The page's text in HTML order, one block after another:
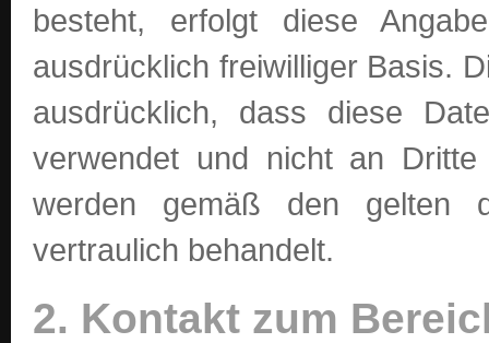
besteht, erfolgt diese
ausdrücklich freiwilliger Basis.
ausdrücklich, dass diese
verwendet und nicht an Dritte
werden gemäß den gelten
vertraulich behandelt.
2. Kontakt zum